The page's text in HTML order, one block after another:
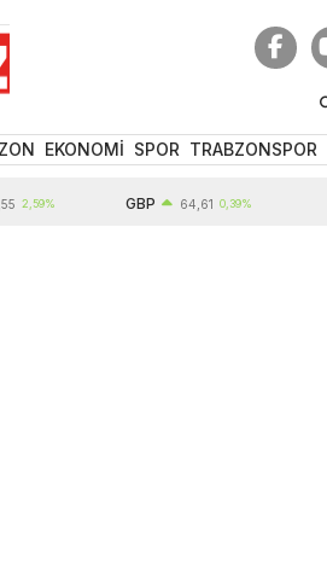
EKONOMİ SPOR TRABZONSPOR
64,61 0,39%